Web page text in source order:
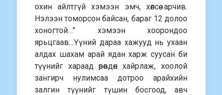
охин айлтгүй хэмээн эмч, хөлсөө арчив.
Нэлээн томорсон байсан, бараг 12 долоо
хоногтой…” хэмээн хоорондоо
ярьцгаав…Үүний дараа хажууд нь ухаан
алдах шахам арай ядан харж суусан би
түүнийг хараад өрөвдөн хайрлаж, хоолой
зангирч нулимсаа дотроо арайхийн
залгин түүнийг түшин босгоод, авч